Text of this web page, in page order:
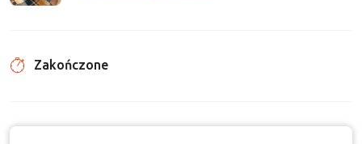
Zakończone